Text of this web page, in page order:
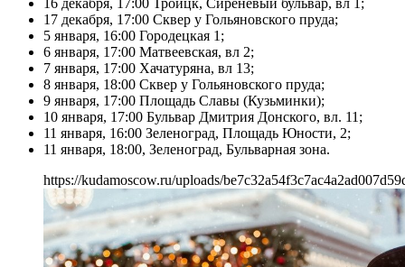
17 декабря, 17:00 Сквер у Гольяновского пруда;
5 января, 16:00 Городецкая 1;
6 января, 17:00 Матвеевская, вл 2;
7 января, 17:00 Хачатуряна, вл 13;
8 января, 18:00 Сквер у Гольяновского пруда;
9 января, 17:00 Площадь Славы (Кузьминки);
10 января, 17:00 Бульвар Дмитрия Донского, вл. 11;
11 января, 16:00 Зеленоград, Площадь Юности, 2;
11 января, 18:00, Зеленоград, Бульварная зона.
https://kudamoscow.ru/uploads/